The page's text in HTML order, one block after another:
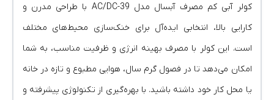
کولر آبی کم مصرف آبسال مدل AC/DC-39 با طراحی مدرن و
کارایی بالا، انتخابی ایده‌آل برای خنک‌سازی محیط‌های مختلف
است. این کولر با مصرف بهینه انرژی و ظرفیت مناسب، به شما
امکان می‌دهد تا در فصول گرم سال، هوایی مطبوع و تازه در خانه
یا محل کار خود داشته باشید. با بهره‌گیری از تکنولوژی پیشرفته و